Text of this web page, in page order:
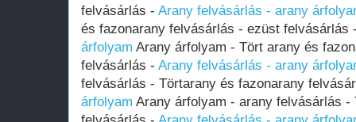
felvásárlás - Arany felvásárlás - arany
és fazonarany felvásárlás - ezüst felvásárlás
árfolyam Arany árfolyam - Tört arany és
felvásárlás - Arany felvásárlás - arany
felvásárlás - Törtarany és fazonarany
árfolyam Arany árfolyam - arany felvásárlás -